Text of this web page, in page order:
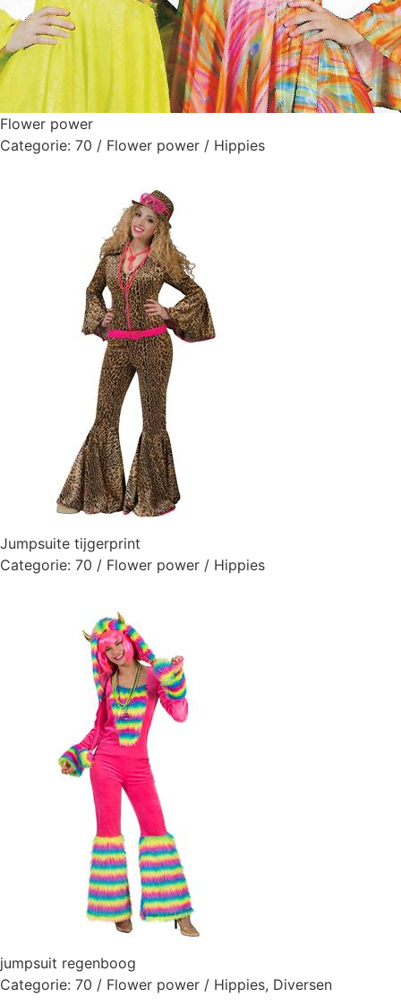
Flower power
Categorie: 70 / Flower power / Hippies
Jumpsuite tijgerprint
Categorie: 70 / Flower power / Hippies
jumpsuit regenboog
Categorie: 70 / Flower power / Hippies, Diversen